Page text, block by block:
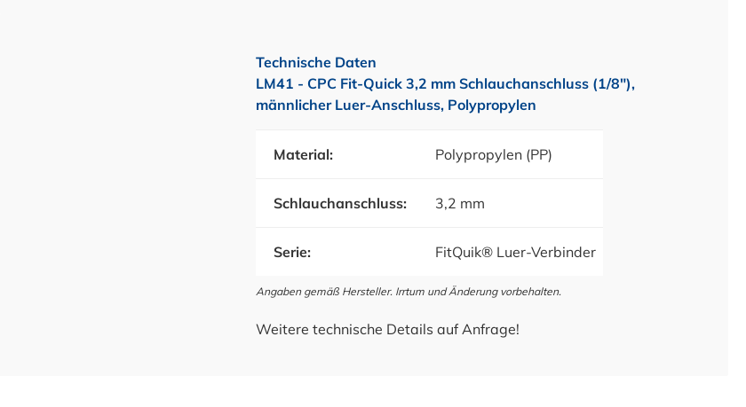
Technische Daten
LM41 - CPC Fit-Quick 3,2 mm Schlauchanschluss (1/8"),
männlicher Luer-Anschluss, Polypropylen
Material: Polypropylen (PP)
Schlauchanschluss: 3,2 mm
Serie: FitQuik® Luer-Verbinder
Angaben gemäß Hersteller. Irrtum und Änderung vorbehalten.
Weitere technische Details auf Anfrage!